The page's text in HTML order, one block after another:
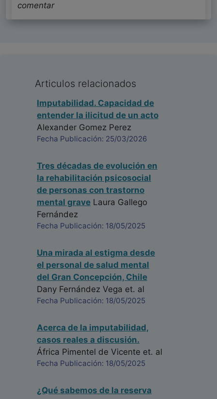
comentar
Articulos relacionados
Imputabilidad. Capacidad de
entender la ilicitud de un acto
Alexander Gomez Perez
Fecha Publicación: 25/03/2026
Tres décadas de evolución en
la rehabilitación psicosocial
de personas con trastorno
mental grave Laura Gallego
Fernández
Fecha Publicación: 18/05/2025
Una mirada al estigma desde
el personal de salud mental
del Gran Concepción, Chile
Dany Fernández Vega et. al
Fecha Publicación: 18/05/2025
Acerca de la imputabilidad,
casos reales a discusión.
África Pimentel de Vicente et. al
Fecha Publicación: 18/05/2025
¿Qué sabemos de la reserva